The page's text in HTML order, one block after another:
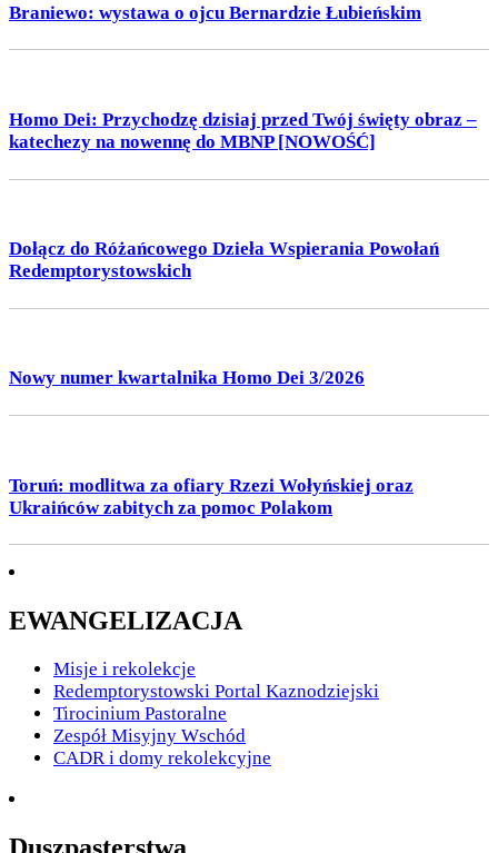
Braniewo: wystawa o ojcu Bernardzie Łubieńskim
Homo Dei: Przychodzę dzisiaj przed Twój święty obraz –
katechezy na nowennę do MBNP [NOWOŚĆ]
Dołącz do Różańcowego Dzieła Wspierania Powołań
Redemptorystowskich
Nowy numer kwartalnika Homo Dei 3/2026
Toruń: modlitwa za ofiary Rzezi Wołyńskiej oraz
Ukraińców zabitych za pomoc Polakom
EWANGELIZACJA
Misje i rekolekcje
Redemptorystowski Portal Kaznodziejski
Tirocinium Pastoralne
Zespół Misyjny Wschód
CADR i domy rekolekcyjne